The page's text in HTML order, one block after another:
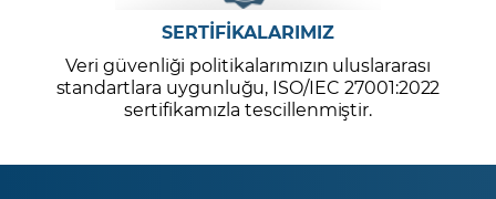
SERTİFİKALARIMIZ
Veri güvenliği politikalarımızın uluslararası
standartlara uygunluğu, ISO/IEC 27001:2022
sertifikamızla tescillenmiştir.